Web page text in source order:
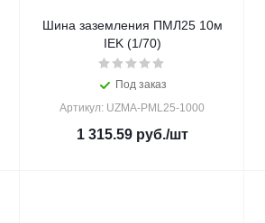
Шина заземления ПМЛ25 10м
IEK (1/70)
Под заказ
Артикул: UZMA-PML25-1000
1 315.59руб./шт